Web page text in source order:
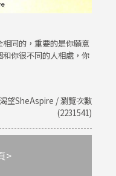
同的，重要的是你願意
你很不同的人相處，你
望SheAspire / 瀏覽次數
(2231541)
>